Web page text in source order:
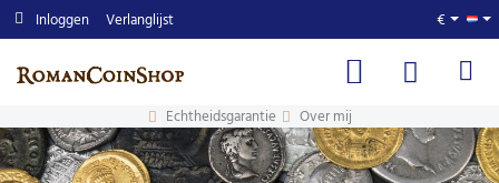
RomanCoinShop.com
Inloggen Verlanglijst €
Echtheidsgarantie Over mij